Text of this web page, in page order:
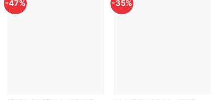
-47% -35%